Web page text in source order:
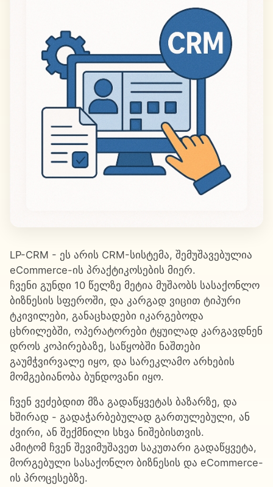
LP-CRM - ეს არის CRM-სისტემა, შემუშავებულია
eCommerce-ის პრაქტიკოსების მიერ.
ჩვენი გუნდი 10 წელზე მეტია მუშაობს სასაქონლო
ბიზნესის სფეროში, და კარგად ვიცით ტიპური
ტკივილები, განაცხადები იკარგებოდა
ცხრილებში, ოპერატორები ტყუილად კარგავდნენ
დროს კოპირებაზე, საწყობში ნაშთები
გაუმჭვირვალე იყო, და სარეკლამო არხების
მომგებიანობა ბუნდოვანი იყო.
ჩვენ ვეძებდით მზა გადაწყვეტას ბაზარზე, და
ხშირად - გადაჭარბებულად გართულებული, ან
ძვირი, ან შექმნილი სხვა ნიშებისთვის.
ამიტომ ჩვენ შევიმუშავეთ საკუთარი გადაწყვეტა,
მორგებული სასაქონლო ბიზნესის და eCommerce-
ის პროცესებზე.